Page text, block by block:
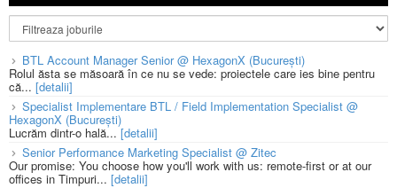
BTL Account Manager Senior @ HexagonX (București)
Rolul ăsta se măsoară în ce nu se vede: proiectele care ies bine pentru
că... [detalii]
Specialist Implementare BTL / Field Implementation Specialist @
HexagonX (București)
Lucrăm dintr-o hală...[detalii]
Senior Performance Marketing Specialist @ Zitec
Our promise: You choose how you'll work with us: remote-first or at our
offices in Timpuri... [detalii]